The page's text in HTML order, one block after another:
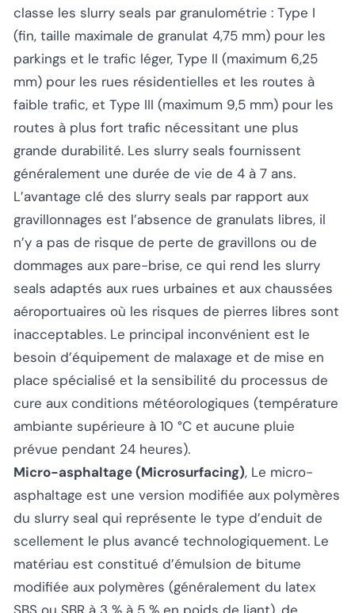
classe les slurry seals par granulométrie : Type I
(fin, taille maximale de granulat 4,75 mm) pour les
parkings et le trafic léger, Type II (maximum 6,25
mm) pour les rues résidentielles et les routes à
faible trafic, et Type III (maximum 9,5 mm) pour les
routes à plus fort trafic nécessitant une plus
grande durabilité. Les slurry seals fournissent
généralement une durée de vie de 4 à 7 ans.
L’avantage clé des slurry seals par rapport aux
gravillonnages est l’absence de granulats libres, il
n’y a pas de risque de perte de gravillons ou de
dommages aux pare-brise, ce qui rend les slurry
seals adaptés aux rues urbaines et aux chaussées
aéroportuaires où les risques de pierres libres sont
inacceptables. Le principal inconvénient est le
besoin d’équipement de malaxage et de mise en
place spécialisé et la sensibilité du processus de
cure aux conditions météorologiques (température
ambiante supérieure à 10 °C et aucune pluie
prévue pendant 24 heures).
Micro-asphaltage (Microsurfacing), Le micro-
asphaltage est une version modifiée aux polymères
du slurry seal qui représente le type d’enduit de
scellement le plus avancé technologiquement. Le
matériau est constitué d’émulsion de bitume
modifiée aux polymères (généralement du latex